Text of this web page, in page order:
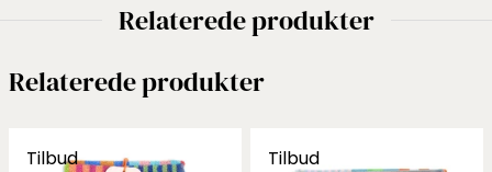
Relaterede produkter
Relaterede produkter
Tilbud Tilbud